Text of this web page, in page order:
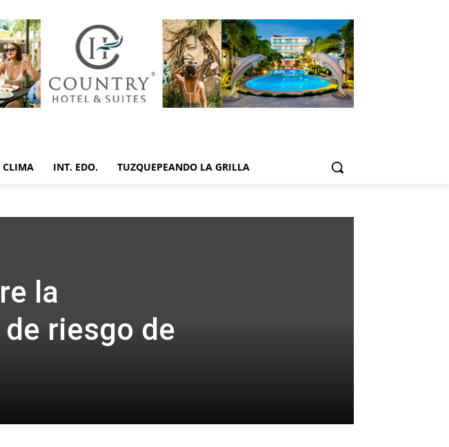
CLIMA INT. EDO. TUZQUEPEANDO LA GRILLA
la
riesgo de